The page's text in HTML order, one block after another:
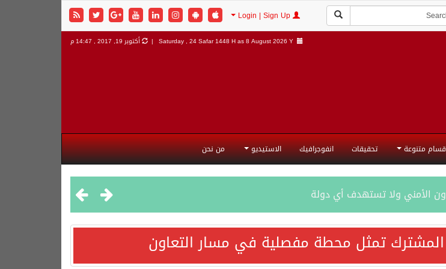
Saturday , 24 Safar 1448 H as8 August 2026 Y | أكتوبر 19, 2017 , 14:47 م
متنوعة تحقيقات انفوجرافيك الاستيديو من نحن
الأمني ولا تستهدف أي دولة
لحماية أمن المنطقة
تمثل محطة مفصلية في مسار التعاون